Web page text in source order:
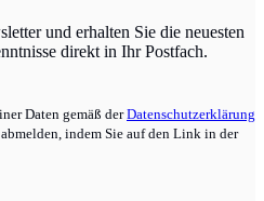
und erhalten Sie die neuesten
direkt in Ihr Postfach.
Daten gemäß derDatenschutzerklärung
indem Sie auf den Link in der